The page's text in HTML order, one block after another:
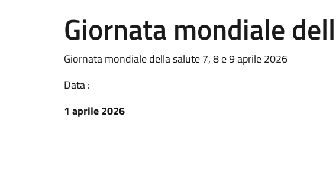
Giornata mondiale
Giornata mondiale della salute 7, 8 e 9 aprile 2026
Data :
1 aprile 2026